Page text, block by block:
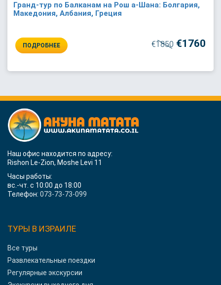
Гранд-тур по Балканам на Рош а-Шана: Болгария,
Македония, Албания, Греция
ПОДРОБНЕЕ €1850 €1760
Наш офис находится по адресу:
Rishon Le-Zion, Moshe Levi 11
Часы работы:
вс.-чт. с 10:00 до 18:00
Телефон: 073-73-73-099
ТУРЫ В ИЗРАИЛЕ
Все туры
Развлекательные поездки
Регулярные экскурсии